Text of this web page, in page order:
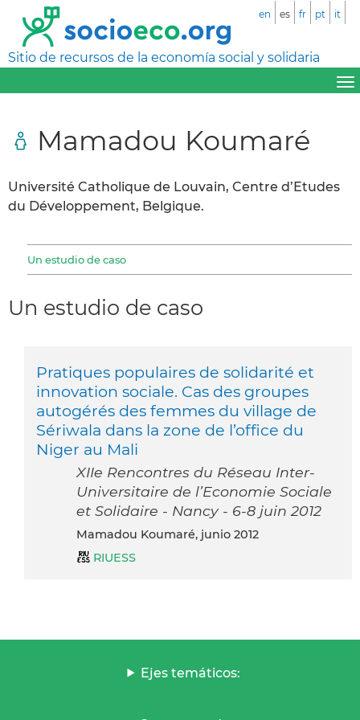
Sitio de recursos de la economía social y solidaria
en es fr pt it
Mamadou Koumaré
Université Catholique de Louvain, Centre d’Etudes
du Développement, Belgique.
Un estudio de caso
Un estudio de caso
Pratiques populaires de solidarité et
innovation sociale. Cas des groupes
autogérés des femmes du village de
Sériwala dans la zone de l’office du
Niger au Mali
XIIe Rencontres du Réseau Inter-
Universitaire de l’Economie Sociale
et Solidaire - Nancy - 6-8 juin 2012
Mamadou Koumaré, junio 2012
RIUESS
Ejes temáticos: